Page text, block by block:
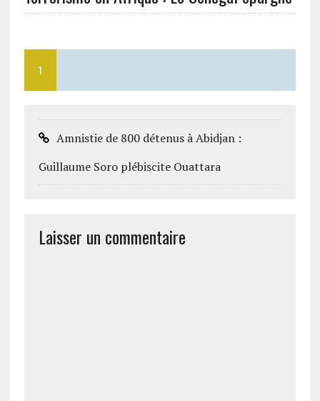
1
Amnistie de 800 détenus à Abidjan :
Guillaume Soro plébiscite Ouattara
Laisser un commentaire